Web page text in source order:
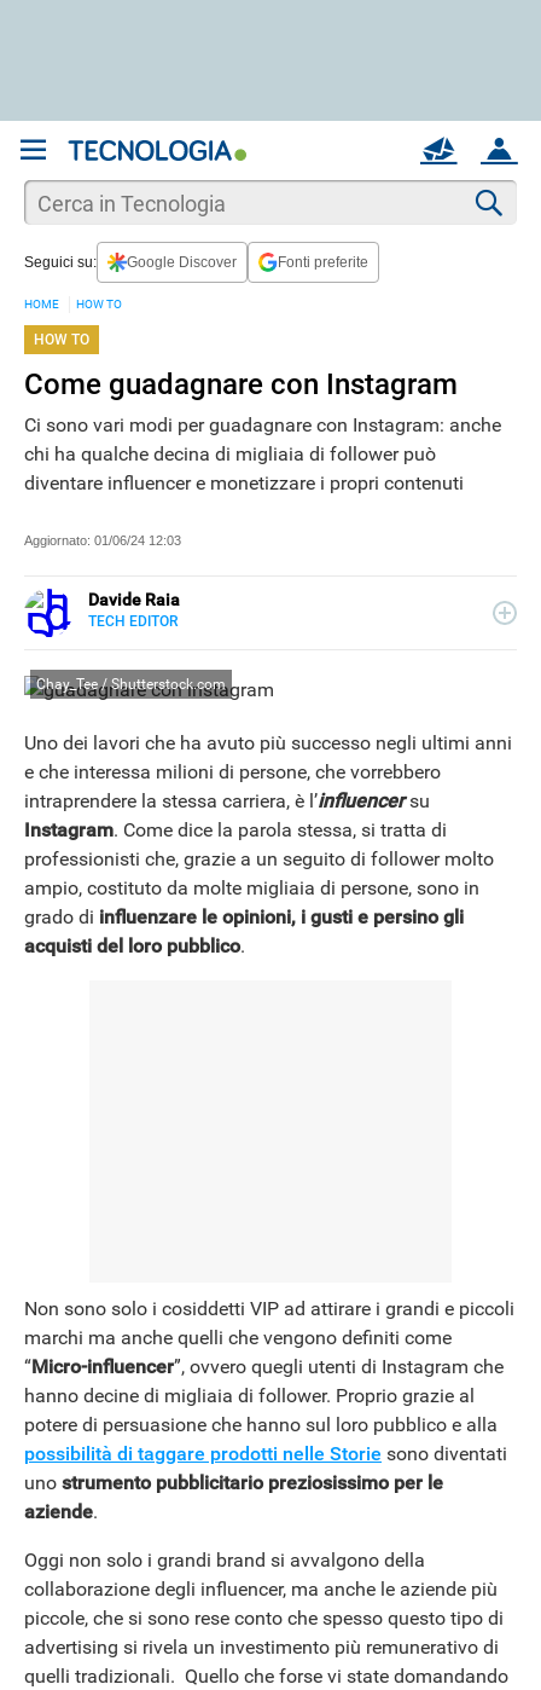
ACCOUNT
MAIL
Seguici su: Google Discover Fonti preferite
HOME HOW TO
HOW TO
Come guadagnare con Instagram
Ci sono vari modi per guadagnare con Instagram: anche
chi ha qualche decina di migliaia di follower può
diventare influencer e monetizzare i propri contenuti
Aggiornato: 01/06/24 12:03
Davide Raia
TECH EDITOR
in tutte le sue forme. Appassionato di viaggi, vive tra
Chay_Tee / Shutterstock.com
Uno dei lavori che ha avuto più successo negli ultimi anni
e che interessa milioni di persone, che vorrebbero
intraprendere la stessa carriera, è l’influencersu
Instagram. Come dice la parola stessa, si tratta di
professionisti che, grazie a un seguito di follower molto
ampio, costituto da molte migliaia di persone, sono in
grado di influenzare le opinioni, i gusti e persino gli
acquisti del loro pubblico.
Non sono solo i cosiddetti VIP ad attirare i grandi e piccoli
marchi ma anche quelli che vengono definiti come
“Micro-influencer”, ovvero quegli utenti di Instagram che
hanno decine di migliaia di follower. Proprio grazie al
potere di persuasione che hanno sul loro pubblico e alla
possibilità di taggare prodotti nelle Storie sono diventati
uno strumento pubblicitario preziosissimo per le
aziende.
Oggi non solo i grandi brand si avvalgono della
collaborazione degli influencer, ma anche le aziende più
piccole, che si sono rese conto che spesso questo tipo di
advertising si rivela un investimento più remunerativo di
quelli tradizionali. Quello che forse vi state domandando